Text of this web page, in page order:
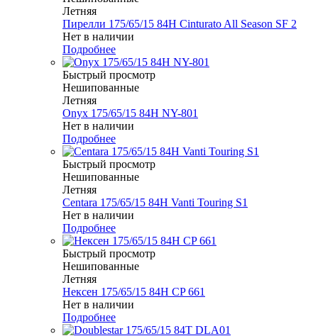
Летняя
Пирелли 175/65/15 84H Cinturato All Season SF 2
Нет в наличии
Подробнее
Быстрый просмотр
Нешипованные
Летняя
Onyx 175/65/15 84H NY-801
Нет в наличии
Подробнее
Быстрый просмотр
Нешипованные
Летняя
Centara 175/65/15 84H Vanti Touring S1
Нет в наличии
Подробнее
Быстрый просмотр
Нешипованные
Летняя
Нексен 175/65/15 84H CP 661
Нет в наличии
Подробнее